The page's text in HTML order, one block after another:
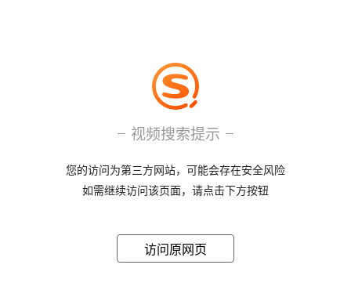
视频搜索提示
您的访问为第三方网站，可能会存在安全风险
如需继续访问该页面，请点击下方按钮
访问原网页